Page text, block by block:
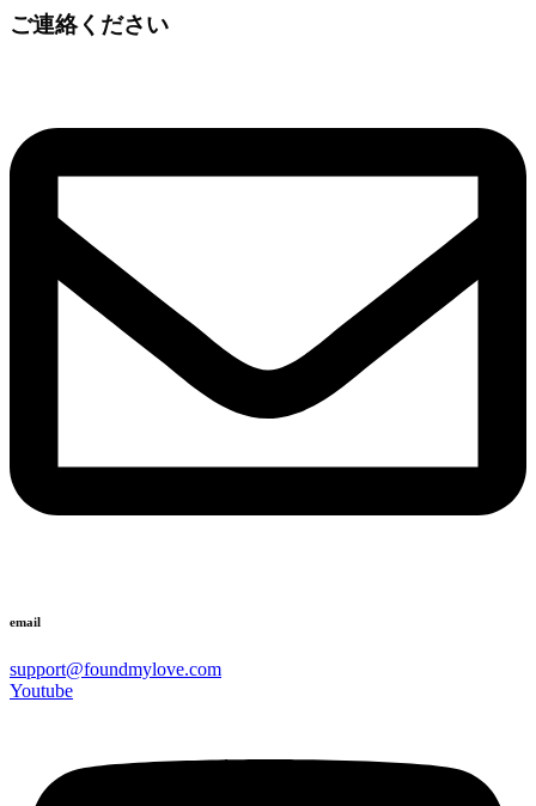
ご連絡ください
email
support@foundmylove.com
Youtube